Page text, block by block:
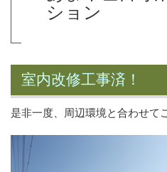
ション
室内改修工事済！
是非一度、周辺環境と合わせて